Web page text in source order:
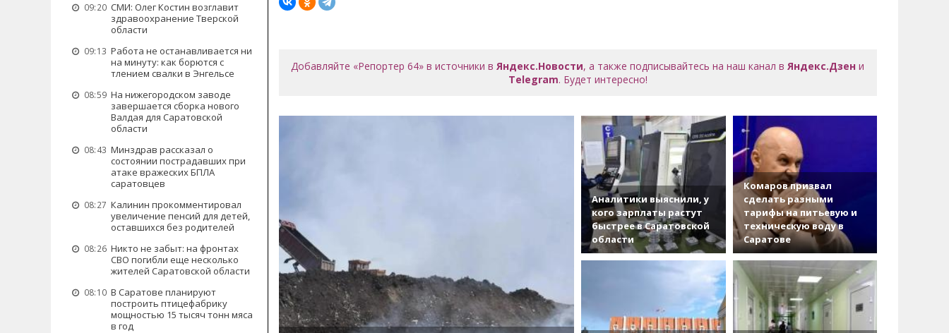
09:20 СМИ: Олег Костин возглавит
здравоохранение Тверской
области
09:13 Работа не останавливается ни
на минуту: как борются с
тлением свалки в Энгельсе
08:59 На нижегородском заводе
завершается сборка нового
Валдая для Саратовской
области
08:43 Минздрав рассказал о
состоянии пострадавших при
атаке вражеских БПЛА
саратовцев
08:27 Калинин прокомментировал
увеличение пенсий для детей,
оставшихся без родителей
08:26 Никто не забыт: на фронтах
СВО погибли еще несколько
жителей Саратовской области
08:10 В Саратове планируют
построить птицефабрику
мощностью 15 тысяч тонн мяса
в год
Добавляйте «Репортер 64» в источники вЯндекс.Новости, а также подписывайтесь на наш канал вЯндекс.Дзен и
Telegram. Будет интересно!
Аналитики выяснили, у
кого зарплаты растут
быстрее в Саратовской
области
Комаров призвал
сделать разными
тарифы на питьевую и
техническую воду в
Саратове